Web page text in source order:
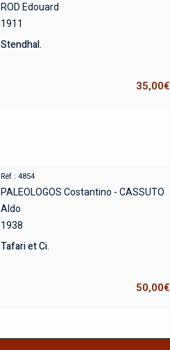
ROD Edouard
1911
Stendhal.
35,00€
Réf : 4854
PALEOLOGOS Costantino - CASSUTO
Aldo
1938
Tafari et Ci.
50,00€